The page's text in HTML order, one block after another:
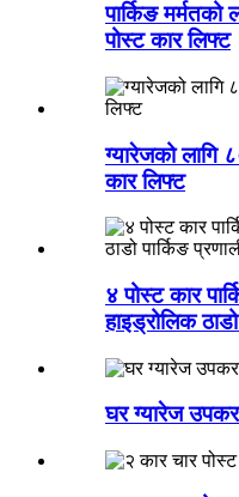
पार्किङ
पोस्ट कार लिफ्ट
ग्यारेजको लागि
कार लिफ्ट
४ पोस्ट कार
हाइड्रोलिक
घर ग्यारेज